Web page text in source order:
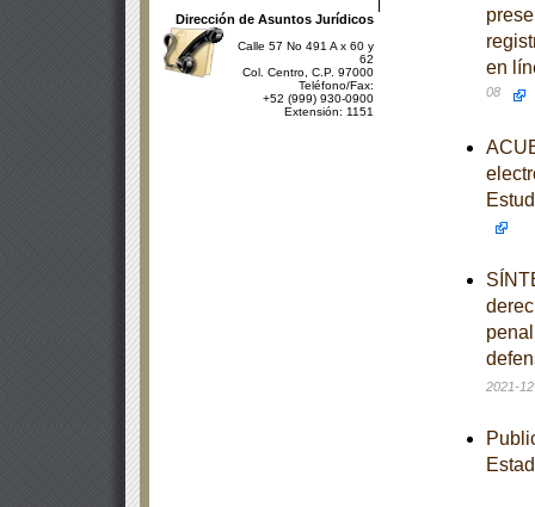
Dirección de Asuntos Jurídicos
Calle 57 No 491 A x 60 y
62
Col. Centro, C.P. 97000
Teléfono/Fax:
+52 (999) 930-0900
Extensión: 1151
en
08
2021-